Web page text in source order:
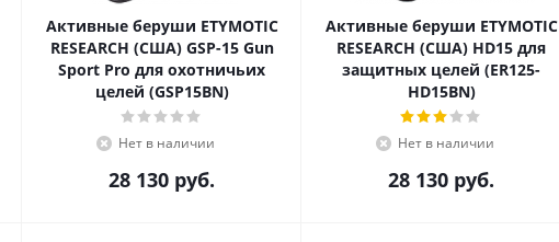
Активные беруши ETYMOTIC
RESEARCH (США) GSP-15 Gun
Sport Pro для охотничьих
целей (GSP15BN)
Нет в наличии
28 130 руб.
Активные беруши ETYMOTIC
RESEARCH (США) HD15 для
защитных целей (ER125-
HD15BN)
Нет в наличии
28 130 руб.